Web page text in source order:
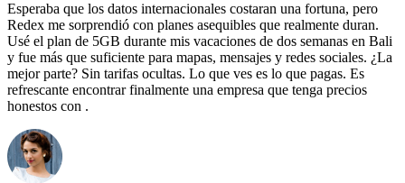
Esperaba que los datos internacionales costaran una fortuna, pero
Redex me sorprendió con planes asequibles que realmente duran.
Usé el plan de 5GB durante mis vacaciones de dos semanas en Bali
y fue más que suficiente para mapas, mensajes y redes sociales. ¿La
mejor parte? Sin tarifas ocultas. Lo que ves es lo que pagas. Es
refrescante encontrar finalmente una empresa que tenga precios
honestos con .